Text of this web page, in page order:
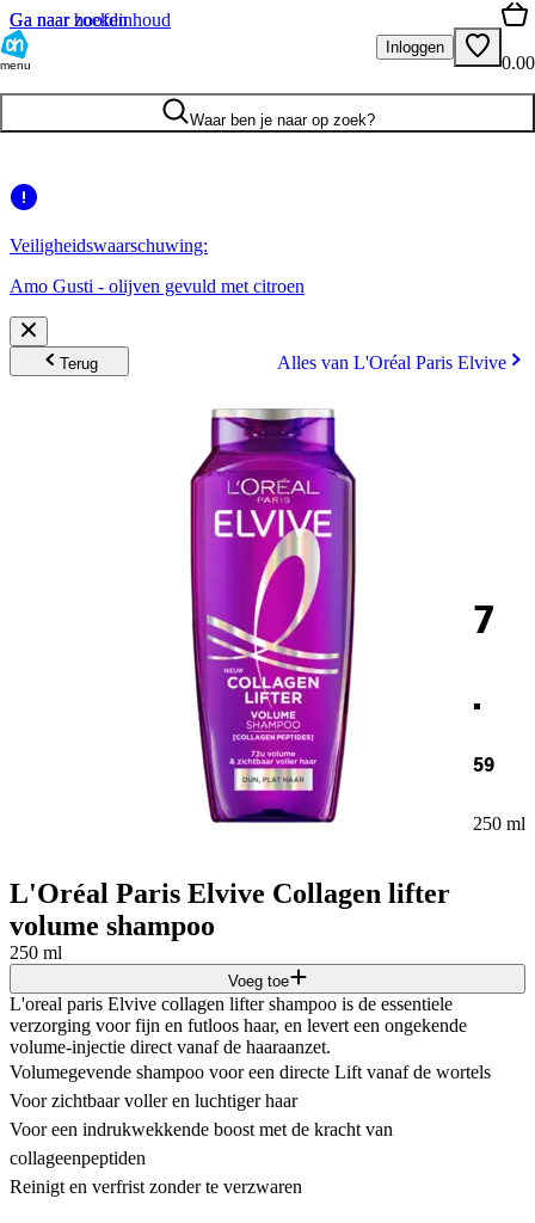
Ga naar hoofdinhoud
Ga naar zoeken
menu
Inloggen
0.00
Waar ben je naar op zoek?
Veiligheidswaarschuwing:
Amo Gusti - olijven gevuld met citroen
Terug Alles van L'Oréal Paris Elvive
7
.
59
250 ml
L'Oréal Paris Elvive Collagen lifter
volume shampoo
250 ml
Voeg toe
L'oreal paris Elvive collagen lifter shampoo is de essentiele
verzorging voor fijn en futloos haar, en levert een ongekende
volume-injectie direct vanaf de haaraanzet.
Volumegevende shampoo voor een directe Lift vanaf de wortels
Voor zichtbaar voller en luchtiger haar
Voor een indrukwekkende boost met de kracht van
collageenpeptiden
Reinigt en verfrist zonder te verzwaren